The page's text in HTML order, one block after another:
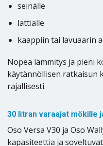
seinälle
lattialle
kaappiin tai lavuaarin
Nopea lämmitys ja pieni
käytännöllisen ratkaisun
rajallisesti.
30 litran varaajat mökille
Oso Versa V30 ja Oso
kapasiteettia ja